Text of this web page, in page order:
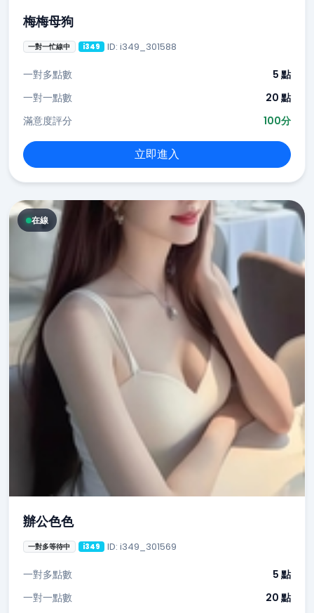
梅梅母狗
一對一忙線中 i349 ID: i349_301588
一對多點數
5 點
一對一點數
20 點
滿意度評分
100分
立即進入
在線
辦公色色
一對多等待中 i349 ID: i349_301569
一對多點數
5 點
一對一點數
20 點